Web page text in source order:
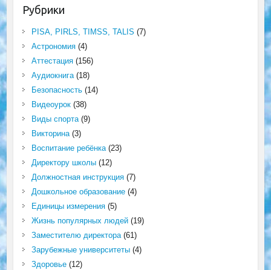
Рубрики
PISA, PIRLS, TIMSS, TALIS (7)
Астрономия(4)
Аттестация(156)
Аудиокнига(18)
Безопасность(14)
Видеоурок(38)
Виды спорта(9)
Викторина(3)
Воспитание ребёнка(23)
Директору школы(12)
Должностная инструкция(7)
Дошкольное образование(4)
Единицы измерения(5)
Жизнь популярных людей(19)
Заместителю директора(61)
Зарубежные университеты(4)
Здоровье(12)